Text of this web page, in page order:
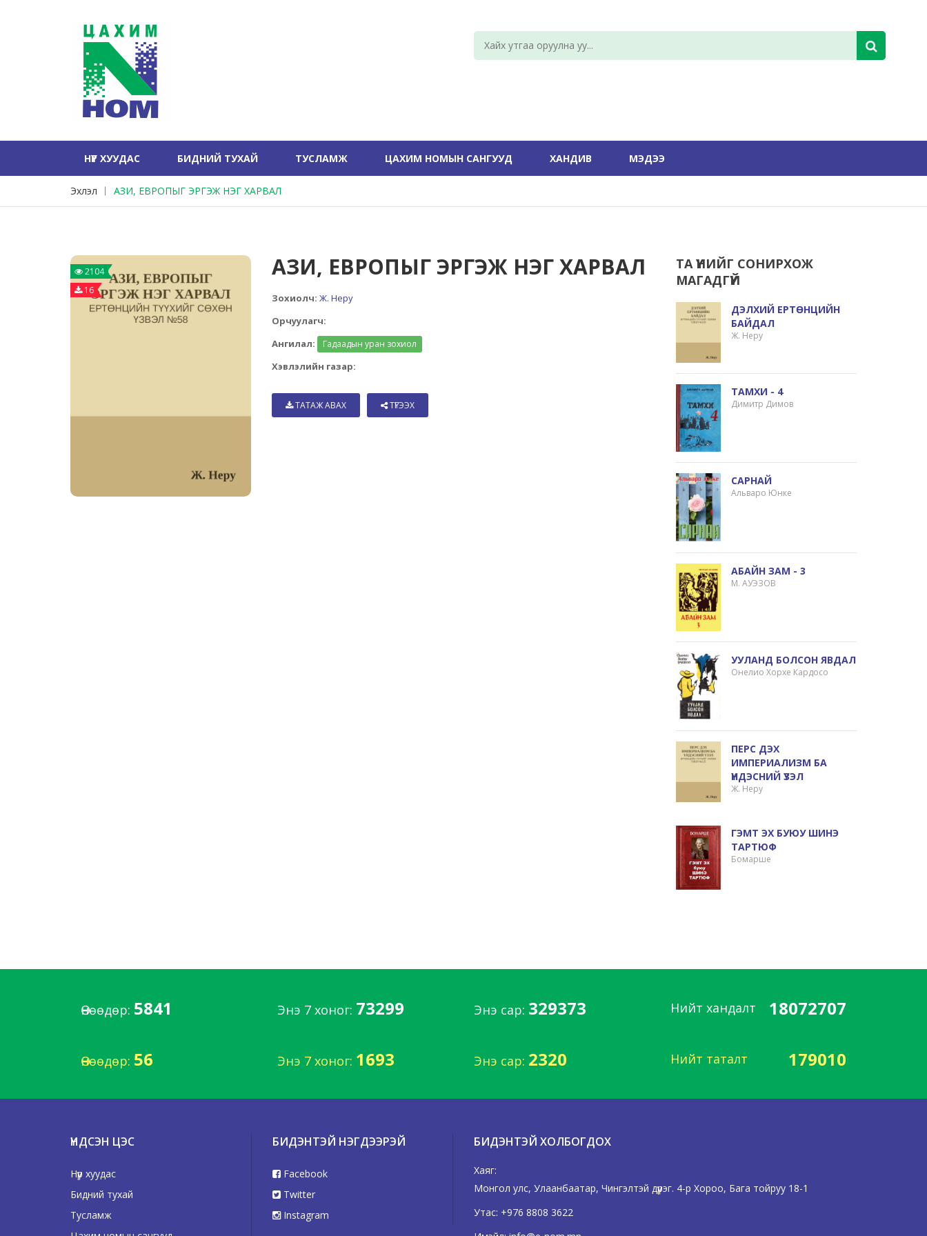
НҮҮР ХУУДАС БИДНИЙ ТУХАЙ ТУСЛАМЖ ЦАХИМ НОМЫН САНГУУД ХАНДИВ МЭДЭЭ
Эхлэл АЗИ, ЕВРОПЫГ ЭРГЭЖ НЭГ ХАРВАЛ
2104
16
АЗИ, ЕВРОПЫГ ЭРГЭЖ НЭГ ХАРВАЛ
Зохиолч: Ж. Неру
Орчуулагч:
Ангилал:
Гадаадын уран зохиол
Хэвлэлийн газар:
ТАТАЖ АВАХ ТҮГЭЭХ
ТА ҮҮНИЙГ СОНИРХОЖ
МАГАДГҮЙ
ДЭЛХИЙ ЕРТӨНЦИЙН
БАЙДАЛ
Ж. Неру
ТАМХИ - 4
Димитр Димов
САРНАЙ
Альваро Юнке
АБАЙН ЗАМ - 3
М. АУЭЗОВ
УУЛАНД БОЛСОН ЯВДАЛ
Онелио Хорхе Кардосо
ПЕРС ДЭХ
ИМПЕРИАЛИЗМ БА
ҮНДЭСНИЙ ҮЗЭЛ
Ж. Неру
ГЭМТ ЭХ БУЮУ ШИНЭ
ТАРТЮФ
Бомарше
Өнөөдөр: 5841 Энэ 7 хоног: 73299 Энэ сар: 329373 Нийт хандалт 18072707
Өнөөдөр: 56 Энэ 7 хоног: 1693 Энэ сар: 2320 Нийт таталт 179010
ҮНДСЭН ЦЭС
Нүүр хуудас
Бидний тухай
Тусламж
БИДЭНТЭЙ НЭГДЭЭРЭЙ
Facebook
Twitter
Instagram
БИДЭНТЭЙ ХОЛБОГДОХ
Хаяг:
Монгол улс, Улаанбаатар, Чингэлтэй дүүрэг. 4-р Хороо, Бага тойруу 18-1
Утас: +976 8808 3622